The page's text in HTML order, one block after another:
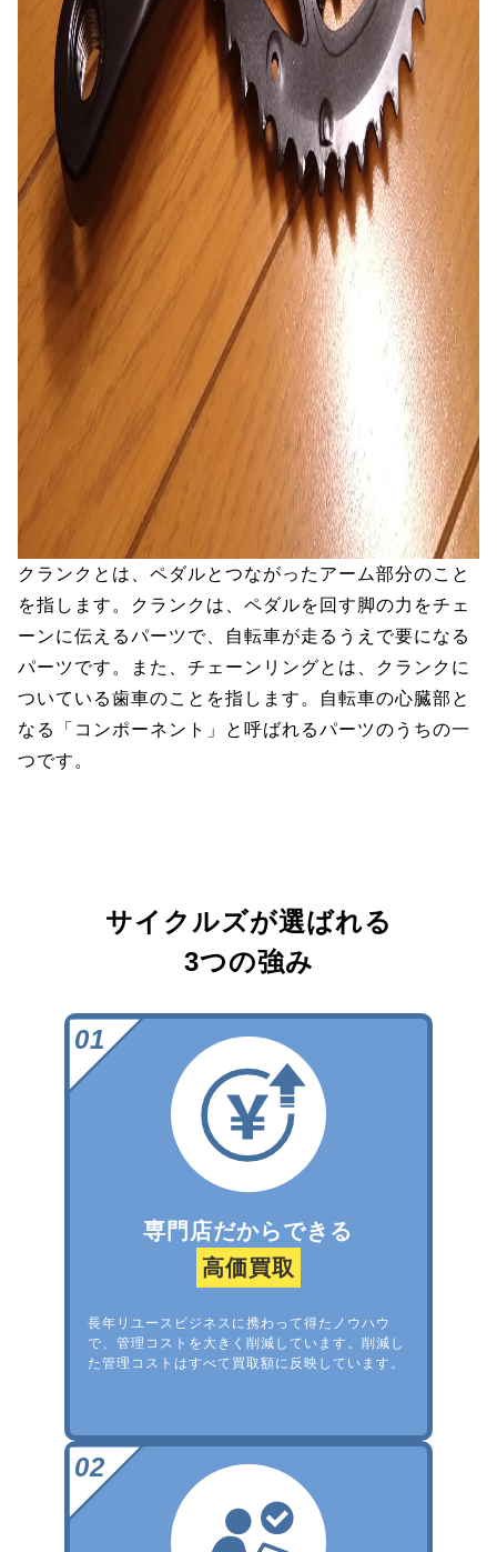
クランクとは、ペダルとつながったアーム部分のこと
を指します。クランクは、ペダルを回す脚の力をチェ
ーンに伝えるパーツで、自転車が走るうえで要になる
パーツです。また、チェーンリングとは、クランクに
ついている歯車のことを指します。自転車の心臓部と
なる「コンポーネント」と呼ばれるパーツのうちの一
つです。
サイクルズが選ばれる
3つの強み
専門店だからできる
高価買取
長年リユースビジネスに携わって得たノウハウ
で、管理コストを大きく削減しています。削減し
た管理コストはすべて買取額に反映しています。